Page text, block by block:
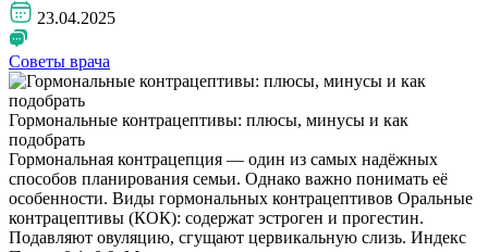
23.04.2025
Советы врача
Гормональные контрацептивы: плюсы, минусы и как
подобрать
Гормональная контрацепция — один из самых надёжных
способов планирования семьи. Однако важно понимать её
особенности.​ Виды гормональных контрацептивов Оральные
контрацептивы (КОК): содержат эстроген и прогестин.
Подавляют овуляцию, сгущают цервикальную слизь. Индекс